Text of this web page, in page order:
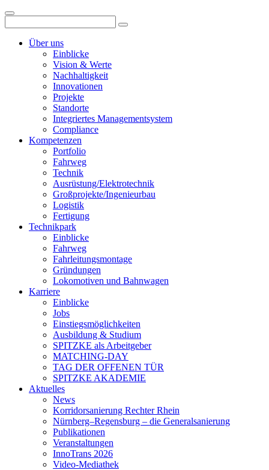
Über uns
Einblicke
Vision & Werte
Nachhaltigkeit
Innovationen
Projekte
Standorte
Integriertes Managementsystem
Compliance
Kompetenzen
Portfolio
Fahrweg
Technik
Ausrüstung/Elektrotechnik
Großprojekte/Ingenieurbau
Logistik
Fertigung
Technikpark
Einblicke
Fahrweg
Fahrleitungsmontage
Gründungen
Lokomotiven und Bahnwagen
Karriere
Einblicke
Jobs
Einstiegsmöglichkeiten
Ausbildung & Studium
SPITZKE als Arbeitgeber
MATCHING-DAY
TAG DER OFFENEN TÜR
SPITZKE AKADEMIE
Aktuelles
News
Korridorsanierung Rechter Rhein
Nürnberg–Regensburg – die Generalsanierung
Publikationen
Veranstaltungen
InnoTrans 2026
Video-Mediathek